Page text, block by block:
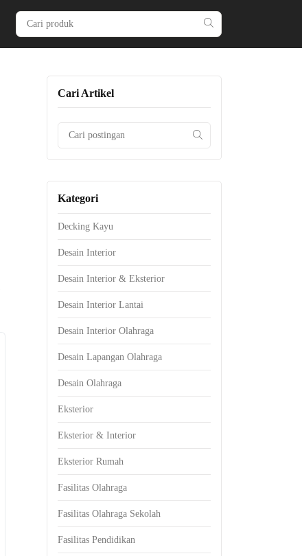
Cari Artikel
Kategori
Decking Kayu
Desain Interior
Desain Interior & Eksterior
Desain Interior Lantai
Desain Interior Olahraga
Desain Lapangan Olahraga
Desain Olahraga
Eksterior
Eksterior & Interior
Eksterior Rumah
Fasilitas Olahraga
Fasilitas Olahraga Sekolah
Fasilitas Pendidikan